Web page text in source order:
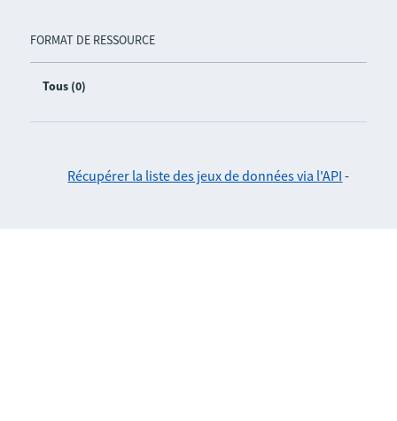
FORMAT DE RESSOURCE
Tous (0)
Récupérer la liste des jeux de données via l'API -